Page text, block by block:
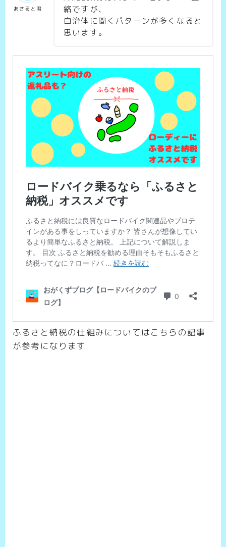
あさると君
絡ですが、
自治体に聞くパターンが多くなると
思います。
ふるさと納税の仕組みについてはこちらの記事
が参考になります